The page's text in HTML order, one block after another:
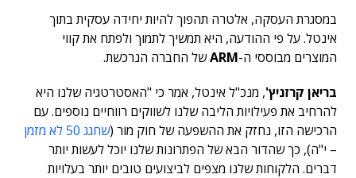
במסגרת העסקה, אלטרה תהפוך להיות יחידה עסקית בתוך
אינטל. על פי ההודעה, היא תמשיך לתמוך ולפתח את קווי
המוצרים מבוססי ה-ARMשל החברה הנרכשת.
בריאן קרזניץ', מנכ"ל אינטל, אמר כי "האסטרטגיה שלנו היא
להרחיב את פעילויות הליבה שלנו לשווקים רווחיים נוספים. עם
הרכישה הזו, נחזק את ההשפעה של חוק מור (שחגג 50 לא מזמן
– י"ה), כך שהדור הבא של הפתרונות שלנו יוכל לעשות יותר
דברים. הלקוחות שלנו מצפים לביצועים טובים יותר בעלויות